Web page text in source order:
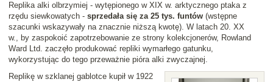
Replika alki olbrzymiej - wytępionego w XIX w. arktycznego ptaka z
rzędu siewkowatych - sprzedała się za 25 tys. funtów (wstępne
szacunki wskazywały na znacznie niższą kwotę). W latach 20. XX
w., by zaspokoić zapotrzebowanie ze strony kolekcjonerów, Rowland
Ward Ltd. zaczęło produkować repliki wymarłego gatunku,
wykorzystując do tego przeważnie pióra alki zwyczajnej.
Replikę w szklanej gablotce kupił w 1922